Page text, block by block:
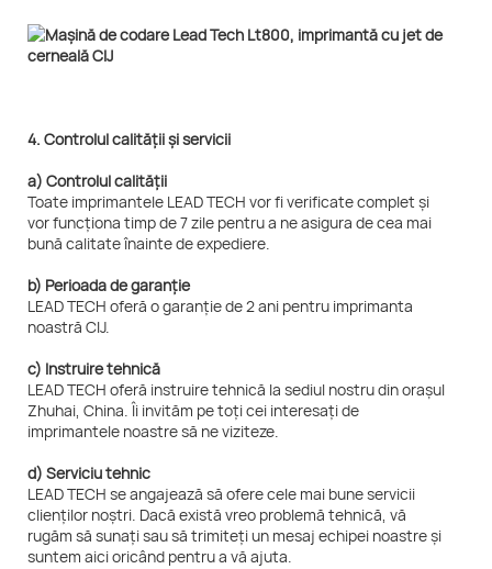
4. Controlul calității și servicii
a) Controlul calității
Toate imprimantele LEAD TECH vor fi verificate complet și
vor funcționa timp de 7 zile pentru a ne asigura de cea mai
bună calitate înainte de expediere.
b) Perioada de garanție
LEAD TECH oferă o garanție de 2 ani pentru imprimanta
noastră CIJ.
c) Instruire tehnică
LEAD TECH oferă instruire tehnică la sediul nostru din orașul
Zhuhai, China. Îi invităm pe toți cei interesați de
imprimantele noastre să ne viziteze.
d) Serviciu tehnic
LEAD TECH se angajează să ofere cele mai bune servicii
clienților noștri. Dacă există vreo problemă tehnică, vă
rugăm să sunați sau să trimiteți un mesaj echipei noastre și
suntem aici oricând pentru a vă ajuta.